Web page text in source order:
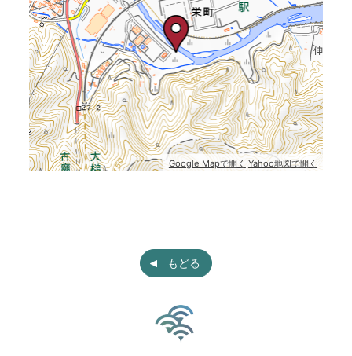
Google Mapで開く Yahoo地図で開く
もどる